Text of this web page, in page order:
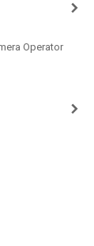
Operator